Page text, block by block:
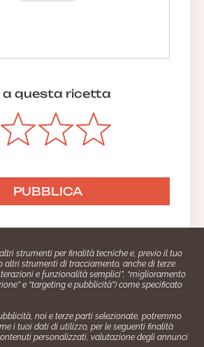
a questa ricetta
commerciale di Impiego24.it s.r.l.
strumenti per finalità tecniche e, previo il tuo
altri strumenti di tracciamento, anche di terze
e funzionalità semplici”, “miglioramento
e “targeting e pubblicità”) come specificato
noi e terze parti selezionate, potremmo
i tuoi dati di utilizzo, per le seguenti finalità
personalizzati, valutazione degli annunci